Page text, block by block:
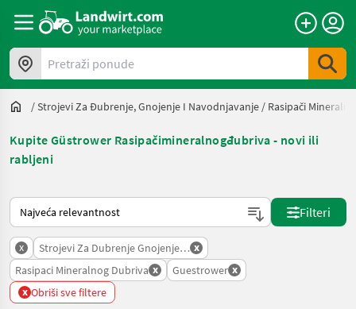
Pretraži ponude
/Strojevi Za Đubrenje, Gnojenje I Navodnjavanje / Rasipači
Kupite Güstrower Rasipačimineralnogđubriva - novi ili
rabljeni
Način na koji sortira Landwirt.com
Filteri
x Strojevi Za Dubrenje Gnojenje I Navodnjavanje
x
Rasipaci Mineralnog Dubriva x Guestrower x
x Obriši sve filtere